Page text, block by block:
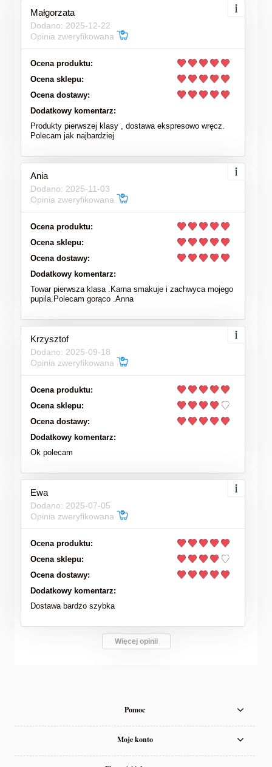
Małgorzata
Dodano: 2025-12-22
Opinia zweryfikowana
Ocena produktu:
Ocena sklepu:
Ocena dostawy:
Dodatkowy komentarz:
Produkty pierwszej klasy , dostawa ekspresowo wręcz.
Polecam jak najbardziej
Ania
Dodano: 2025-11-03
Opinia zweryfikowana
Ocena produktu:
Ocena sklepu:
Ocena dostawy:
Dodatkowy komentarz:
Towar pierwsza klasa .Karna smakuje i zachwyca mojego
pupila.Polecam gorąco .Anna
Krzysztof
Dodano: 2025-09-18
Opinia zweryfikowana
Ocena produktu:
Ocena sklepu:
Ocena dostawy:
Dodatkowy komentarz:
Ok polecam
Ewa
Dodano: 2025-07-05
Opinia zweryfikowana
Ocena produktu:
Ocena sklepu:
Ocena dostawy:
Dodatkowy komentarz:
Dostawa bardzo szybka
Więcej opinii
Pomoc
Moje konto